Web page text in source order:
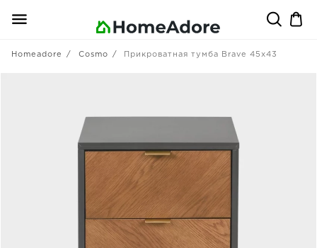
Homeadore Cosmo Прикроватная тумба Brave 45х43